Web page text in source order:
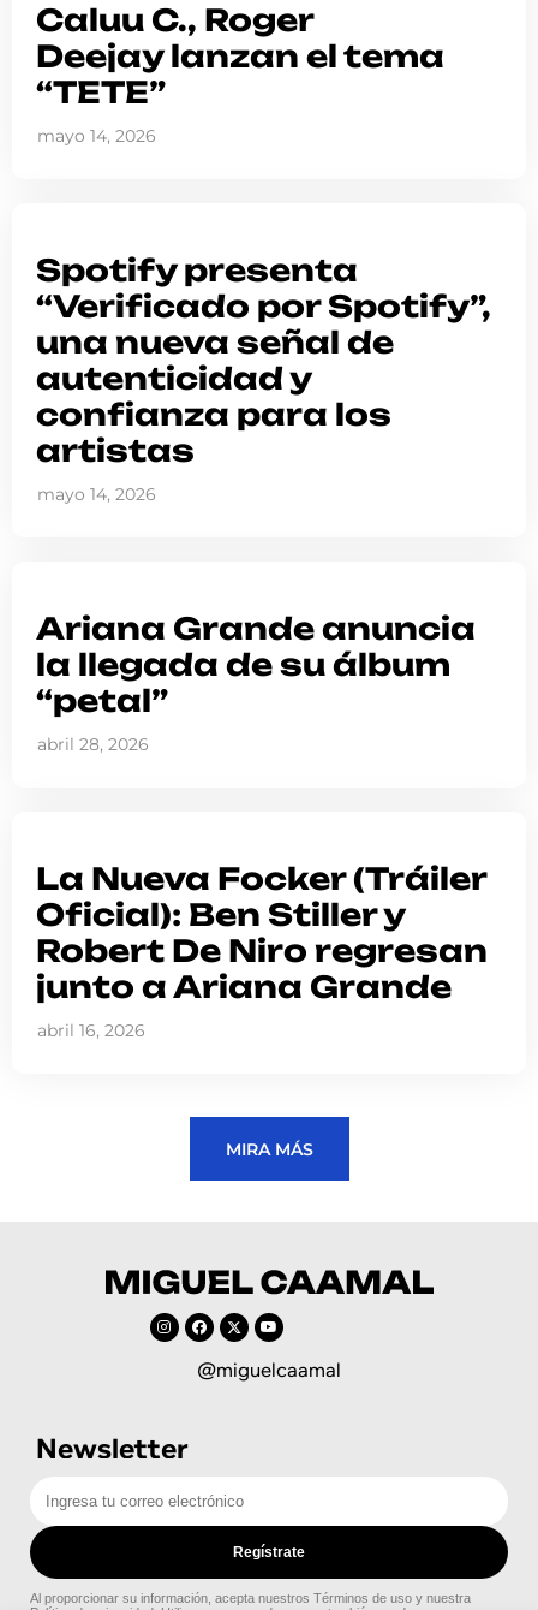
Caluu C., Roger
Deejay lanzan el tema
“TETE”
mayo 14, 2026
Spotify presenta
“Verificado por Spotify”,
una nueva señal de
autenticidad y
confianza para los
artistas
mayo 14, 2026
Ariana Grande anuncia
la llegada de su álbum
“petal”
abril 28, 2026
La Nueva Focker (Tráiler
Oficial): Ben Stiller y
Robert De Niro regresan
junto a Ariana Grande
abril 16, 2026
MIRA MÁS
@miguelcaamal
Newsletter